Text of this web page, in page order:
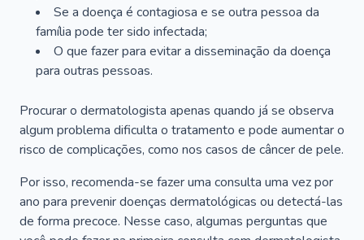
Se a doença é contagiosa e se outra pessoa da
família pode ter sido infectada;
O que fazer para evitar a disseminação da doença
para outras pessoas.
Procurar o dermatologista apenas quando já se observa
algum problema dificulta o tratamento e pode aumentar o
risco de complicações, como nos casos de câncer de pele.
Por isso, recomenda-se fazer uma consulta uma vez por
ano para prevenir doenças dermatológicas ou detectá-las
de forma precoce. Nesse caso, algumas perguntas que